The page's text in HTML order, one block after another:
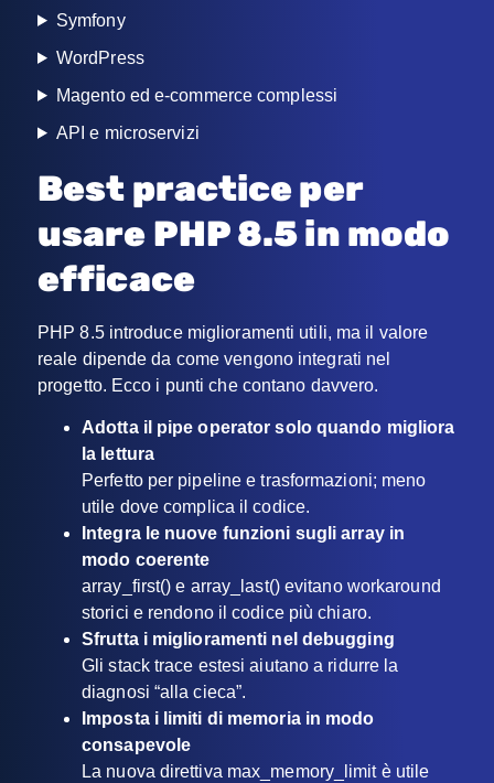
Symfony
WordPress
Magento ed e-commerce complessi
API e microservizi
Best practice per
usare PHP 8.5 in modo
efficace
PHP 8.5 introduce miglioramenti utili, ma il valore
reale dipende da come vengono integrati nel
progetto. Ecco i punti che contano davvero.
Adotta il pipe operator solo quando migliora
la lettura
Perfetto per pipeline e trasformazioni; meno
utile dove complica il codice.
Integra le nuove funzioni sugli array in
modo coerente
array_first() e array_last() evitano workaround
storici e rendono il codice più chiaro.
Sfrutta i miglioramenti nel debugging
Gli stack trace estesi aiutano a ridurre la
diagnosi “alla cieca”.
Imposta i limiti di memoria in modo
consapevole
La nuova direttiva max_memory_limit è utile